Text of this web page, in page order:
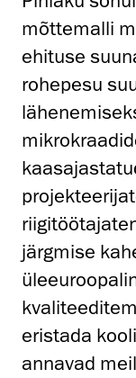
mõttemalli
ehituse
rohepesu
järgmise
eristada
annavad